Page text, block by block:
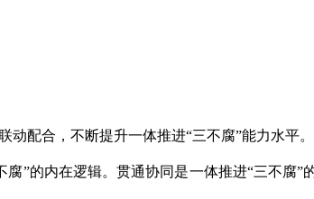
配合，不断提升一体推进“三不腐”能力水平。
”的内在逻辑。贯通协同是一体推进“三不腐